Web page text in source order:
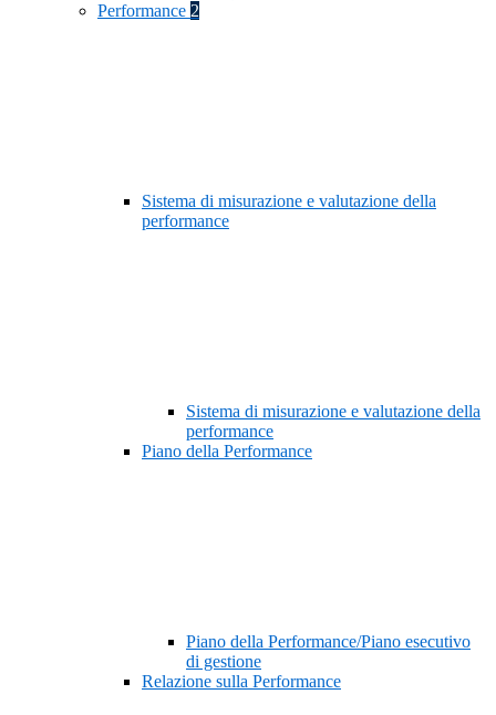
Performance 2
Sistema di misurazione e valutazione della
performance
Sistema di misurazione e valutazione della
performance
Piano della Performance
Piano della Performance/Piano esecutivo
di gestione
Relazione sulla Performance